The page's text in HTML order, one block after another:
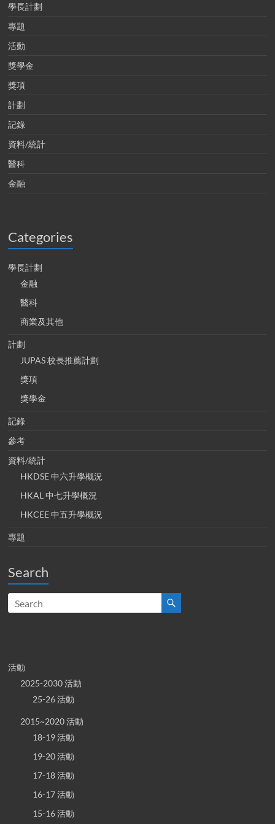
學長計劃
專題
活動
獎學金
獎項
計劃
記錄
資料/統計
醫科
金融
Categories
學長計劃
金融
醫科
商業及其他
計劃
JUPAS 校長推薦計劃
獎項
獎學金
記錄
參考
資料/統計
HKDSE 中六升學概況
HKAL 中七升學概況
HKCEE 中五升學概況
專題
Search
活動
2025-2030 活動
25-26 活動
2015~2020 活動
18-19 活動
19-20 活動
17-18 活動
16-17 活動
15-16 活動